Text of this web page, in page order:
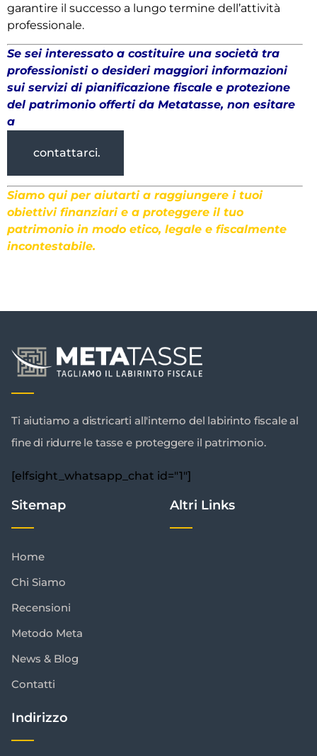
garantire il successo a lungo termine dell’attività
professionale.
Se sei interessato a costituire una società tra
professionisti o desideri maggiori informazioni
sui servizi di pianificazione fiscale e protezione
del patrimonio offerti da Metatasse, non esitare
a
contattarci.
Siamo qui per aiutarti a raggiungere i tuoi
obiettivi finanziari e a proteggere il tuo
patrimonio in modo etico, legale e fiscalmente
incontestabile.
Ti aiutiamo a districarti all'interno del labirinto fiscale al
fine di ridurre le tasse e proteggere il patrimonio.
[elfsight_whatsapp_chat id="1"]
Sitemap
Home
Chi Siamo
Recensioni
Metodo Meta
News & Blog
Contatti
Altri Links
Indirizzo